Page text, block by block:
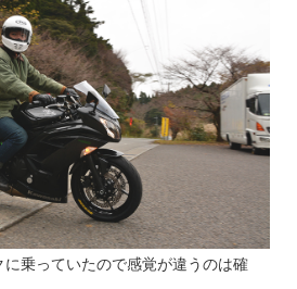
乗っていたので感覚が違うのは確